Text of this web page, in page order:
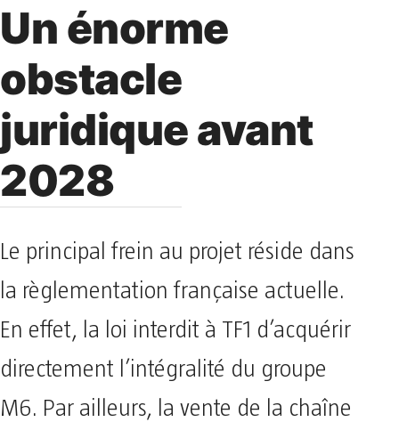
Un énorme
obstacle
juridique avant
2028
Le principal frein au projet réside dans
la règlementation française actuelle.
En effet, la loi interdit à TF1 d’acquérir
directement l’intégralité du groupe
M6. Par ailleurs, la vente de la chaîne